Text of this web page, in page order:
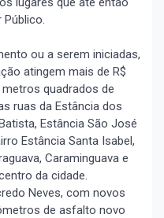
ou a serem iniciadas,
atingem mais de R$
quadrados de
ruas da Estância dos
Estância São José
Estância Santa Isabel,
Caraminguava e
da cidade.
Neves, com novos
de asfalto novo